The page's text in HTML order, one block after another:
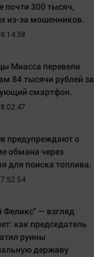
почти 300 тысяч,
из-за мошенников.
Миасса перевели
84 тысячи рублей за
смартфон.
предупреждают о
обмана через
для поиска топлива.
— взгляд
как председатель
руины
державу